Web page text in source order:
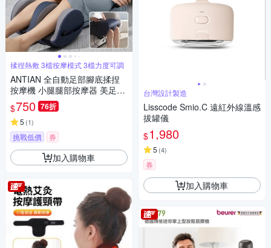
揉捏熱敷 3檔按摩模式 3檔力度可調
ANTIAN 全自動足部腳底揉捏
按摩機 小腿腿部按摩器 美足美
腿足療機 腳底放鬆神器
$750 76折
5 (1)
挑戰低價 券
加入購物車
台灣設計製造
Lisscode Smio.C 遠紅外線溫感
拔罐儀
$1,980
5 (4)
券
加入購物車